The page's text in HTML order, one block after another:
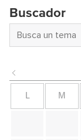
Buscador
L M